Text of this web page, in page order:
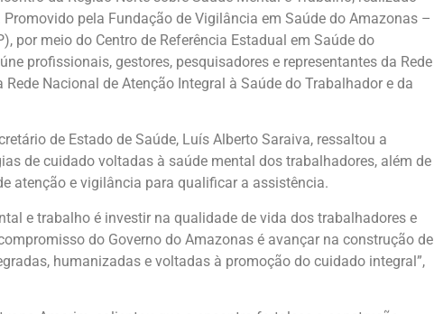
pela Fundação de Vigilância em Saúde do Amazonas –
por meio do Centro de Referência Estadual em Saúde do
profissionais, gestores, pesquisadores e representantes da Rede
Nacional de Atenção Integral à Saúde do Trabalhador e da
de Estado de Saúde, Luís Alberto Saraiva, ressaltou a
de cuidado voltadas à saúde mental dos trabalhadores, além de
atenção e vigilância para qualificar a assistência.
e trabalho é investir na qualidade de vida dos trabalhadores e
do Governo do Amazonas é avançar na construção de
humanizadas e voltadas à promoção do cuidado integral”,